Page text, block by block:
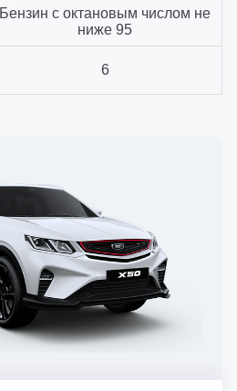
Бензин с октановым числом не
ниже 95
6